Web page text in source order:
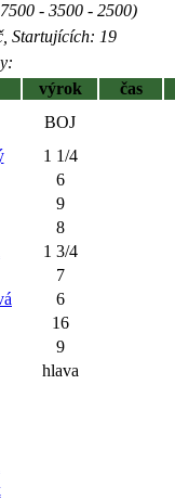
- 3500 - 2500)
Startujících: 19
výrok čas
BOJ
1 1/4
6
9
8
1 3/4
7
6
16
9
hlava